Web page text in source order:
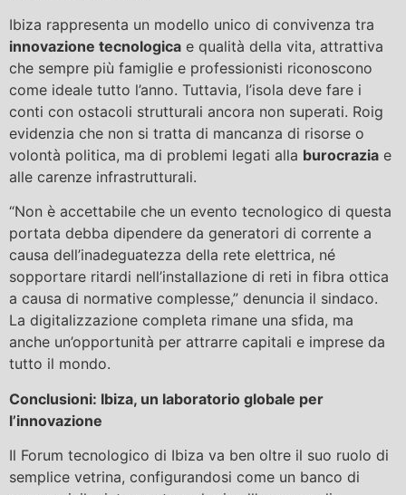
Ibiza rappresenta un modello unico di convivenza tra
innovazione tecnologica e qualità della vita, attrattiva
che sempre più famiglie e professionisti riconoscono
come ideale tutto l’anno. Tuttavia, l’isola deve fare i
conti con ostacoli strutturali ancora non superati. Roig
evidenzia che non si tratta di mancanza di risorse o
volontà politica, ma di problemi legati alla burocrazia e
alle carenze infrastrutturali.
“Non è accettabile che un evento tecnologico di questa
portata debba dipendere da generatori di corrente a
causa dell’inadeguatezza della rete elettrica, né
sopportare ritardi nell’installazione di reti in fibra ottica
a causa di normative complesse,” denuncia il sindaco.
La digitalizzazione completa rimane una sfida, ma
anche un’opportunità per attrarre capitali e imprese da
tutto il mondo.
Conclusioni: Ibiza, un laboratorio globale per
l’innovazione
Il Forum tecnologico di Ibiza va ben oltre il suo ruolo di
semplice vetrina, configurandosi come un banco di